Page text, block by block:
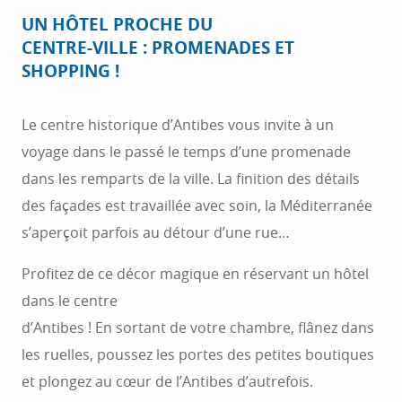
UN HÔTEL PROCHE DU
CENTRE-VILLE : PROMENADES ET
SHOPPING !
Le centre historique d’Antibes vous invite à un
voyage dans le passé le temps d’une promenade
dans les remparts de la ville. La finition des détails
des façades est travaillée avec soin, la Méditerranée
s’aperçoit parfois au détour d’une rue…
Profitez de ce décor magique en réservant un hôtel
dans le centre
d’Antibes ! En sortant de votre chambre, flânez dans
les ruelles, poussez les portes des petites boutiques
et plongez au cœur de l’Antibes d’autrefois.